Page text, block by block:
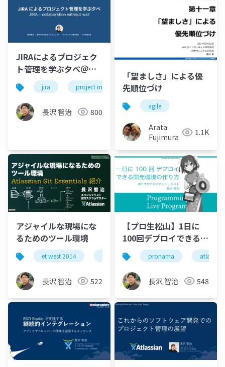
JIRAによるプロジェク
ト管理を学ぶ夕べ＠名
古屋アジャイル勉強会
jira project management pm
長沢 智治 800
「望ましさ」による優
先順位づけ
agile
Arata
Fujimura
1.1K
アジャイルな現場にな
るためのツール環境
et west 2014 atlassian アトラシ
長沢 智治 522
【プロ生松山】1日に
100回デプロイできる開
発環境の作り方
#pronama
pronama atlassian
長沢 智治 548